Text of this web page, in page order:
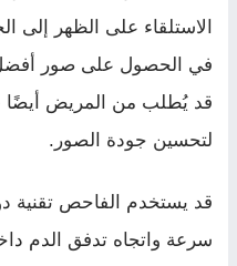
الاستلقاء على الظهر إلى
في الحصول على صور أفضل
قد يُطلب من المريض
لتحسين جودة الصور.
قد يستخدم الفاحص تقنية
سرعة واتجاه تدفق الدم